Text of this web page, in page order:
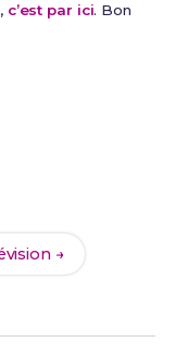
c’est par ici. Bon
→